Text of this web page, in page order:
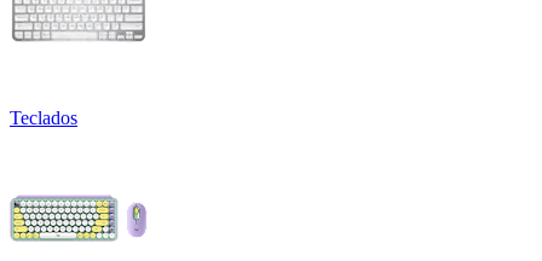
Teclados